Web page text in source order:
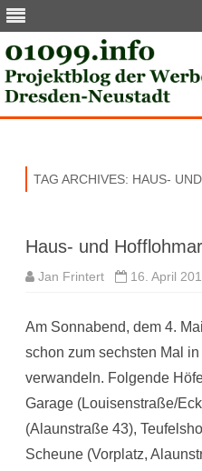
TAG ARCHIVES: HAUS-
Haus- und
Jan Frintert 16. April
Am Sonnabend, dem 4.
schon zum sechsten Mal
verwandeln. Folgende
Garage (Louisenstraße/
(Alaunstraße 43),
Scheune (Vorplatz,